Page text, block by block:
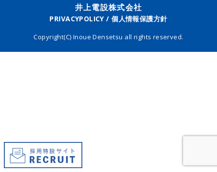
井上電設株式会社
PRIVACYPOLICY / 個人情報保護方針
Copyright(C) Inoue Densetsu all rights reserved.